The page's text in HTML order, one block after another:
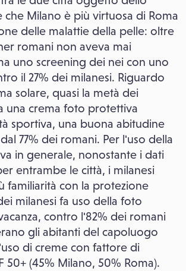
Milano è più virtuosa di Roma
delle malattie della pelle: oltre
romani non aveva mai
uno screening dei nei con uno
il 27% dei milanesi. Riguardo
solare, quasi la metà dei
una crema foto protettiva
sportiva, una buona abitudine
77% dei romani. Per l'uso della
in generale, nonostante i dati
entrambe le città, i milanesi
familiarità con la protezione
milanesi fa uso della foto
contro l'82% dei romani
gli abitanti del capoluogo
di creme con fattore di
50+ (45% Milano, 50% Roma).